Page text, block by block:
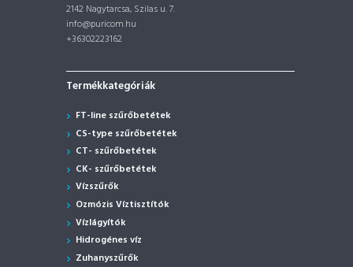
2142 Nagytarcsa, Szilas u. 7.
info@puricom.hu
+36302223162
Termékkategóriák
FT-line szűrőbetétek
CS-type szűrőbetétek
CT- szűrőbetétek
CK- szűrőbetétek
Vízszűrők
Ozmózis Víztisztítók
Vízlágyítók
Hidrogénes víz
Zuhanyszűrők